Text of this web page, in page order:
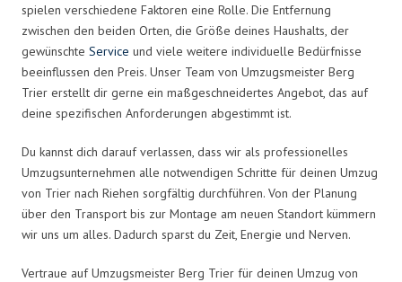
spielen verschiedene Faktoren eine Rolle. Die Entfernung
zwischen den beiden Orten, die Größe deines Haushalts, der
gewünschte Service und viele weitere individuelle Bedürfnisse
beeinflussen den Preis. Unser Team von Umzugsmeister Berg
Trier erstellt dir gerne ein maßgeschneidertes Angebot, das auf
deine spezifischen Anforderungen abgestimmt ist.
Du kannst dich darauf verlassen, dass wir als professionelles
Umzugsunternehmen alle notwendigen Schritte für deinen Umzug
von Trier nach Riehen sorgfältig durchführen. Von der Planung
über den Transport bis zur Montage am neuen Standort kümmern
wir uns um alles. Dadurch sparst du Zeit, Energie und Nerven.
Vertraue auf Umzugsmeister Berg Trier für deinen Umzug von